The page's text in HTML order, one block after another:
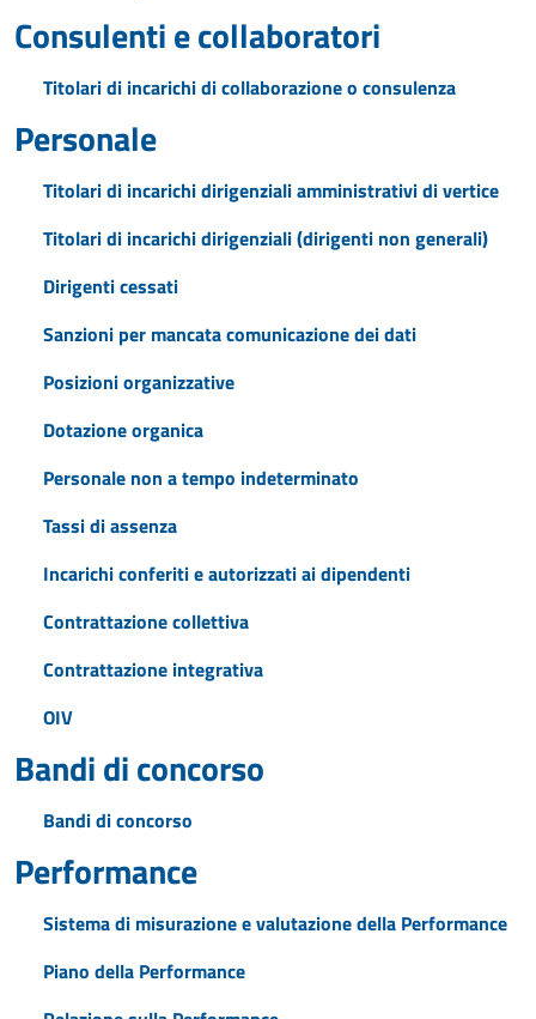
Consulenti e collaboratori
Titolari di incarichi di collaborazione o consulenza
Personale
Titolari di incarichi dirigenziali amministrativi di vertice
Titolari di incarichi dirigenziali (dirigenti non generali)
Dirigenti cessati
Sanzioni per mancata comunicazione dei dati
Posizioni organizzative
Dotazione organica
Personale non a tempo indeterminato
Tassi di assenza
Incarichi conferiti e autorizzati ai dipendenti
Contrattazione collettiva
Contrattazione integrativa
OIV
Bandi di concorso
Bandi di concorso
Performance
Sistema di misurazione e valutazione della Performance
Piano della Performance